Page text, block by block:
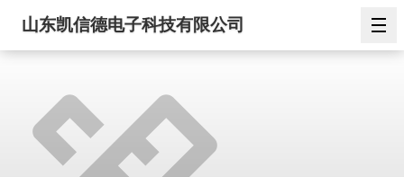
山东凯信德电子科技有限公司